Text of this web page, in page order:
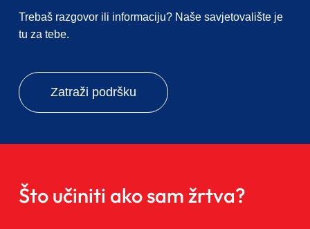
Trebaš razgovor ili informaciju? Naše savjetovalište je
tu za tebe.
Zatraži podršku
Što učiniti ako sam žrtva?